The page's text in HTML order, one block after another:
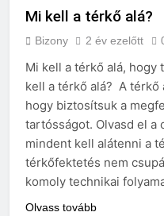
Mi kell a térkő alá?
Bizony 2 év ezelőtt
Mi kell a térkő alá, hogy
kell a térkő alá? A térkő
hogy biztosítsuk a
tartósságot. Olvasd el a
mindent kell alátenni a
térkőfektetés nem
komoly technikai
Olvass tovább